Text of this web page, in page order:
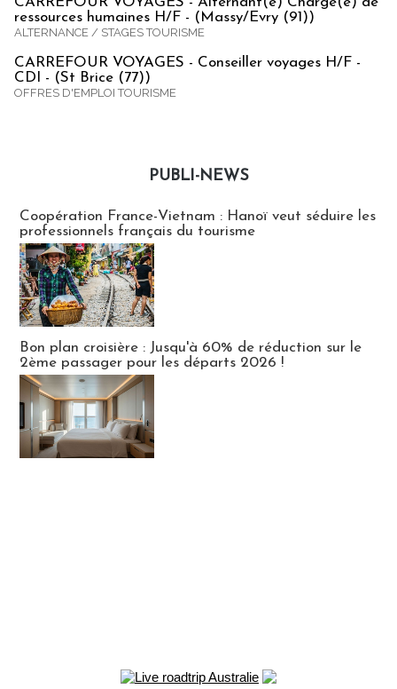
ressources humaines H/F - (Massy/Evry (91))
ALTERNANCE / STAGES TOURISME
CARREFOUR VOYAGES - Conseiller voyages H/F -
CDI - (St Brice (77))
OFFRES D'EMPLOI TOURISME
PUBLI-NEWS
Coopération France-Vietnam : Hanoï veut séduire les
professionnels français du tourisme
Bon plan croisière : Jusqu'à 60% de réduction sur le
2ème passager pour les départs 2026 !